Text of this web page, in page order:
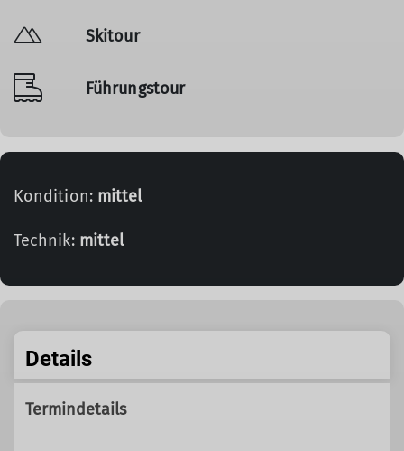
Skitour
Führungstour
Kondition: mittel
Technik: mittel
Details
Termindetails